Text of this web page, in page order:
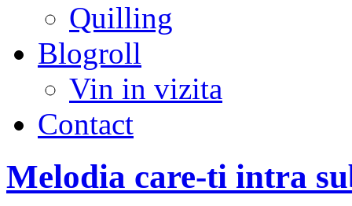
Quilling
Blogroll
Vin in vizita
Contact
Melodia care-ti intra